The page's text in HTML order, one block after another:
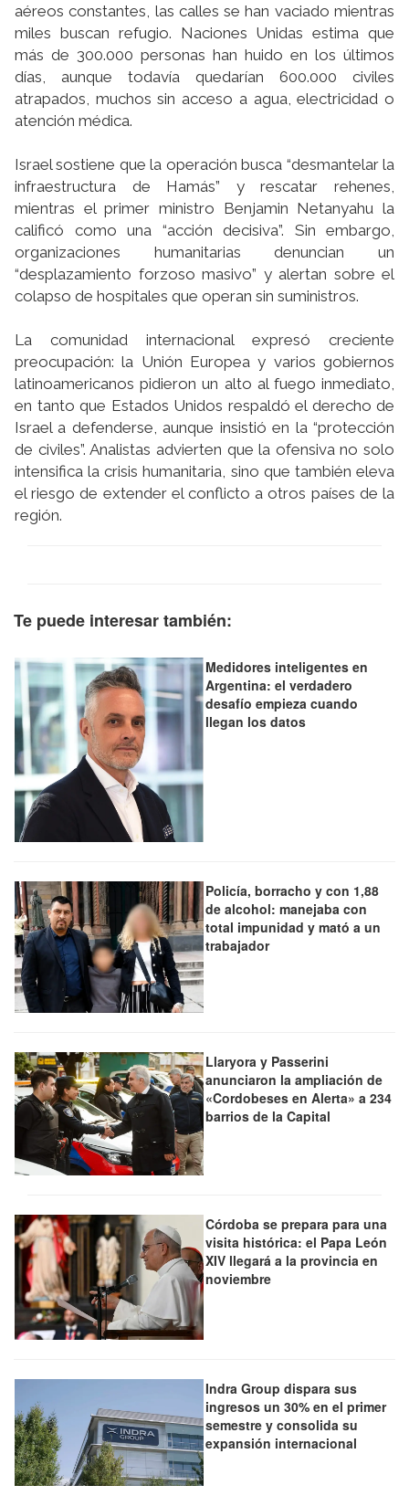
aéreos constantes, las calles se han vaciado mientras
miles buscan refugio. Naciones Unidas estima que
más de 300.000 personas han huido en los últimos
días, aunque todavía quedarían 600.000 civiles
atrapados, muchos sin acceso a agua, electricidad o
atención médica.
Israel sostiene que la operación busca “desmantelar la
infraestructura de Hamás” y rescatar rehenes,
mientras el primer ministro Benjamin Netanyahu la
calificó como una “acción decisiva”. Sin embargo,
organizaciones humanitarias denuncian un
“desplazamiento forzoso masivo” y alertan sobre el
colapso de hospitales que operan sin suministros.
La comunidad internacional expresó creciente
preocupación: la Unión Europea y varios gobiernos
latinoamericanos pidieron un alto al fuego inmediato,
en tanto que Estados Unidos respaldó el derecho de
Israel a defenderse, aunque insistió en la “protección
de civiles”. Analistas advierten que la ofensiva no solo
intensifica la crisis humanitaria, sino que también eleva
el riesgo de extender el conflicto a otros países de la
región.
Te puede interesar también:
Medidores inteligentes en
Argentina: el verdadero
desafío empieza cuando
llegan los datos
Policía, borracho y con 1,88
de alcohol: manejaba con
total impunidad y mató a un
trabajador
Llaryora y Passerini
anunciaron la ampliación de
«Cordobeses en Alerta» a 234
barrios de la Capital
Córdoba se prepara para una
visita histórica: el Papa León
XIV llegará a la provincia en
noviembre
Indra Group dispara sus
ingresos un 30% en el primer
semestre y consolida su
expansión internacional